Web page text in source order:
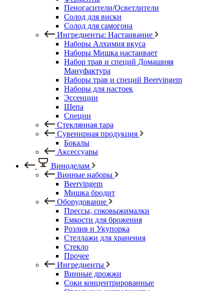
Пеногасители/Осветлители
Солод для виски
Солод для самогона
Ингредиенты: Настаивание
Наборы Алхимия вкуса
Наборы Мишка настаивает
Набор трав и специй Домашняя
Мануфактура
Наборы трав и специй Beervingem
Наборы для настоек
Эссенции
Щепа
Специи
Стеклянная тара
Сувенирная продукция
Бокалы
Аксессуары
Виноделам
Винные наборы
Beervingem
Мишка бродит
Оборудование
Прессы, соковыжималки
Емкости для брожения
Розлив и Укупорка
Стеллажи для хранения
Стекло
Прочее
Ингредиенты
Винные дрожжи
Соки концентрированные